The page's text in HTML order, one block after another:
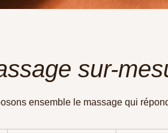
sur-
ensemble le massage qui